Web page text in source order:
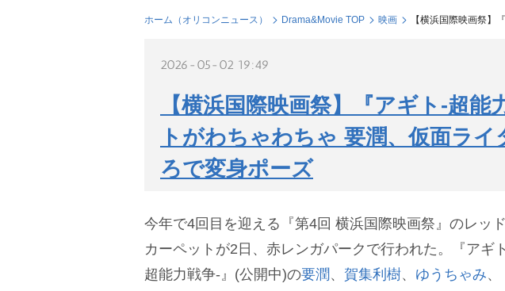
ホーム（オリコンニュース） Drama&Movie TOP 映画 【横浜国際映画祭】
2026-05-02 19:49
【横浜国際映画祭】『アギト-超能
トがわちゃわちゃ 要潤、仮面ラ
ろで変身ポーズ
今年で4回目を迎える『第4回 横浜国際映画祭』のレッド
カーペットが2日、赤レンガパークで行われた。『アギ
超能力戦争-』(公開中)の要潤 、 賀集利樹、 ゆうちゃみ、